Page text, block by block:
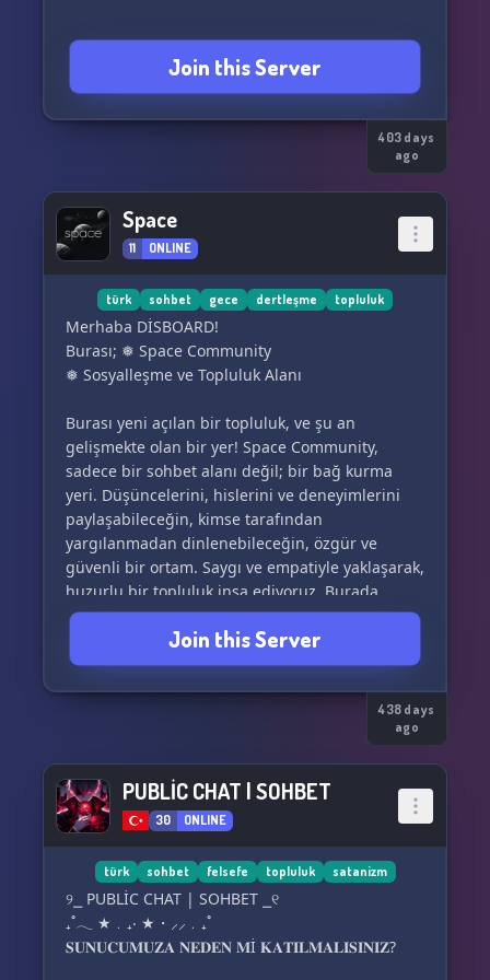
Join this Server
403 days
ago
Space
11 ONLINE
türk sohbet gece dertleşme topluluk
Merhaba DİSBOARD!
Burası; ❅ Space Community
❅ Sosyalleşme ve Topluluk Alanı
Burası yeni açılan bir topluluk, ve şu an
gelişmekte olan bir yer! Space Community,
sadece bir sohbet alanı değil; bir bağ kurma
yeri. Düşüncelerini, hislerini ve deneyimlerini
paylaşabileceğin, kimse tarafından
yargılanmadan dinlenebileceğin, özgür ve
güvenli bir ortam. Saygı ve empatiyle yaklaşarak,
huzurlu bir topluluk inşa ediyoruz. Burada,
yalnızca sohbet değil, anlamlı bağlar kurulur;
sadece tartışma değil, birlikte düşünme olur.
❅ Ne Var Bizimle?
❅ Sakince Dertleşme: Bazen konuşacak kimse
bulamıyorsun ya da duygularını paylaşacak bir
alan arıyorsun. Burada herkesin sesi eşit
derecede değerli.
❅ Yapıcı Tartışmalar: Fikirlerin çarpışmasına
değil, birlikte büyümesine yer var. Her görüşe
saygı gösteriyoruz.
❅ Oyun ve Sosyal Bağlar: Oyunlar sadece bir
araçtır; amaç, birlikte vakit geçirmek ve
arkadaşlıklar kurmaktır.
Join this Server
438 days
ago
PUBLİC CHAT | SOHBET
30 ONLINE
türk sohbet felsefe topluluk satanizm
୨⎯ PUBLİC CHAT | SOHBET ⎯୧
₊˚𓂃 ★﹒₊‧ ★・⸝⸝﹒₊˚
𝐒𝐔𝐍𝐔𝐂𝐔𝐌𝐔𝐙𝐀 𝐍𝐄𝐃𝐄𝐍 𝐌İ 𝐊𝐀𝐓𝐈𝐋𝐌𝐀𝐋𝐈𝐒𝐈𝐍𝐈𝐙?